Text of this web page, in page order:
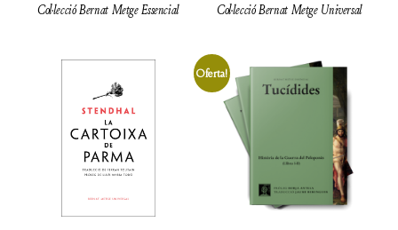
Col·lecció Bernat Metge Essencial Col·lecció Bernat Metge Universal
Oferta!